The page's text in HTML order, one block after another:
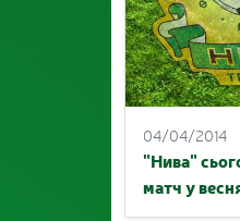
04/04/2014
"Нива"
матч у